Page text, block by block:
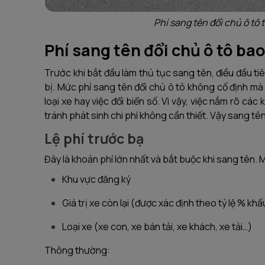
Phí sang tên đổi chủ ô
Phí sang tên đổi chủ ô tô
Trước khi bắt đầu làm thủ tục sang tên, điều đầu
bị. Mức phí sang tên đổi chủ ô tô không cố định
loại xe hay việc đổi biển số. Vì vậy, việc nắm rõ
tránh phát sinh chi phí không cần thiết. Vậy sang
Lệ phí trước bạ
Đây là khoản phí lớn nhất và bắt buộc khi sang tên.
Khu vực đăng ký
Giá trị xe còn lại (được xác định theo tỷ lệ %
Loại xe (xe con, xe bán tải, xe khách, xe tải…)
Thông thường: